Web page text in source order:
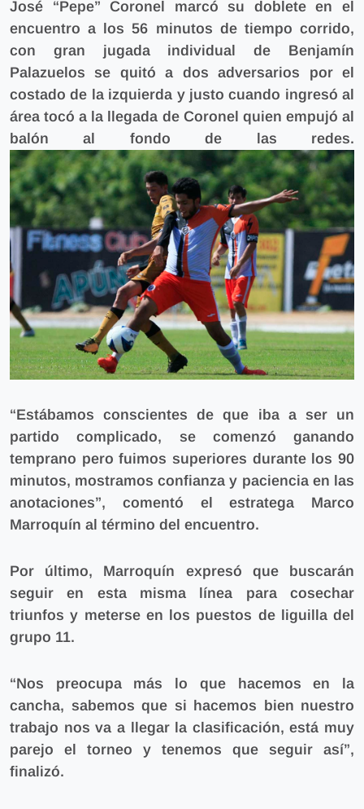
José “Pepe” Coronel marcó su doblete en el
encuentro a los 56 minutos de tiempo corrido,
con gran jugada individual de Benjamín
Palazuelos se quitó a dos adversarios por el
costado de la izquierda y justo cuando ingresó al
área tocó a la llegada de Coronel quien empujó al
balón al fondo de las redes.
“Estábamos conscientes de que iba a ser un
partido complicado, se comenzó ganando
temprano pero fuimos superiores durante los 90
minutos, mostramos confianza y paciencia en las
anotaciones”, comentó el estratega Marco
Marroquín al término del encuentro.
Por último, Marroquín expresó que buscarán
seguir en esta misma línea para cosechar
triunfos y meterse en los puestos de liguilla del
grupo 11.
“Nos preocupa más lo que hacemos en la
cancha, sabemos que si hacemos bien nuestro
trabajo nos va a llegar la clasificación, está muy
parejo el torneo y tenemos que seguir así”,
finalizó.